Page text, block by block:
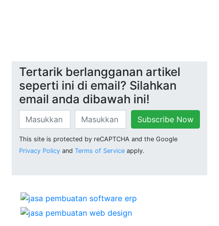
Tertarik berlangganan artikel
seperti ini di email? Silahkan
email anda dibawah ini!
Subscribe Now
This site is protected by reCAPTCHA and the Google
Privacy Policy and Terms of Service apply.